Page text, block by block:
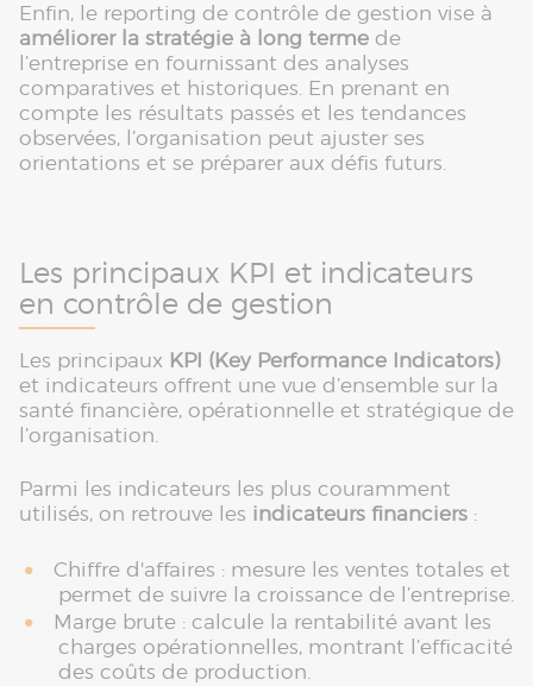
Enfin, le reporting de contrôle de gestion vise à
améliorer la stratégie à long terme de
l’entreprise en fournissant des analyses
comparatives et historiques. En prenant en
compte les résultats passés et les tendances
observées, l’organisation peut ajuster ses
orientations et se préparer aux défis futurs.
Les principaux KPI et indicateurs
en contrôle de gestion
Les principaux KPI (Key Performance Indicators)
et indicateurs offrent une vue d’ensemble sur la
santé financière, opérationnelle et stratégique de
l’organisation.
Parmi les indicateurs les plus couramment
utilisés, on retrouve les indicateurs financiers :
Chiffre d'affaires : mesure les ventes totales et
permet de suivre la croissance de l’entreprise.
Marge brute : calcule la rentabilité avant les
charges opérationnelles, montrant l’efficacité
des coûts de production.